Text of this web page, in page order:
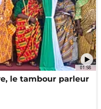
01:58
le tambour parleur